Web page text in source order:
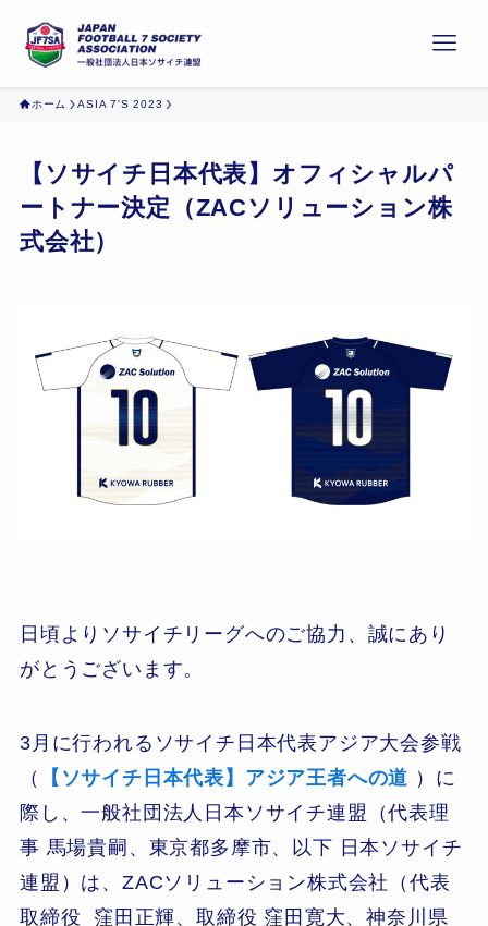
ホーム ASIA 7'S 2023
【ソサイチ日本代表】オフィシャルパ
ートナー決定（ZACソリューション株
式会社）
日頃よりソサイチリーグへのご協力、誠にあり
がとうございます。
3月に行われるソサイチ日本代表アジア大会参戦
（
【ソサイチ日本代表】アジア王者への道 ）に
際し、一般社団法人日本ソサイチ連盟（代表理
事 馬場貴嗣、東京都多摩市、以下 日本ソサイチ
連盟）は、ZACソリューション株式会社（代表
取締役 窪田正輝、取締役 窪田寛大、神奈川県